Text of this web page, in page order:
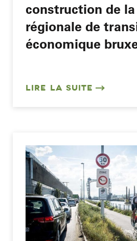
construction de
régionale de
économique
LIRE LA SUITE